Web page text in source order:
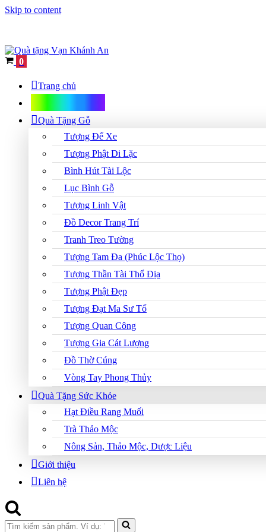
Skip to content
Cart
0
Trang chủ
Quà Tặng Gỗ
Tượng Để Xe
Tượng Phật Di Lặc
Bình Hút Tài Lộc
Lục Bình Gỗ
Tượng Linh Vật
Đồ Decor Trang Trí
Tranh Treo Tường
Tượng Tam Đa (Phúc Lộc Thọ)
Tượng Thần Tài Thổ Địa
Tượng Phật Đẹp
Tượng Đạt Ma Sư Tổ
Tượng Quan Công
Tượng Gia Cát Lượng
Đồ Thờ Cúng
Vòng Tay Phong Thủy
Quà Tặng Sức Khỏe
Hạt Điều Rang Muối
Trà Thảo Mộc
Nông Sản, Thảo Mộc, Dược Liệu
Giới thiệu
Liên hệ
Search